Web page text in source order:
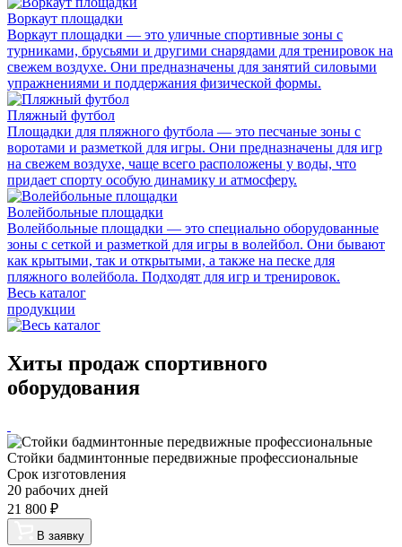
Воркаут площадки
Воркаут площадки — это уличные спортивные зоны с
турниками, брусьями и другими снарядами для тренировок на
свежем воздухе. Они предназначены для занятий силовыми
упражнениями и поддержания физической формы.
Пляжный футбол
Площадки для пляжного футбола — это песчаные зоны с
воротами и разметкой для игры. Они предназначены для игр
на свежем воздухе, чаще всего расположены у воды, что
придает спорту особую динамику и атмосферу.
Волейбольные площадки
Волейбольные площадки — это специально оборудованные
зоны с сеткой и разметкой для игры в волейбол. Они бывают
как крытыми, так и открытыми, а также на песке для
пляжного волейбола. Подходят для игр и тренировок.
Весь каталог
продукции
Хиты продаж спортивного
оборудования
Стойки бадминтонные передвижные профессиональные
Срок изготовления
20 рабочих дней
21 800 ₽
В заявку